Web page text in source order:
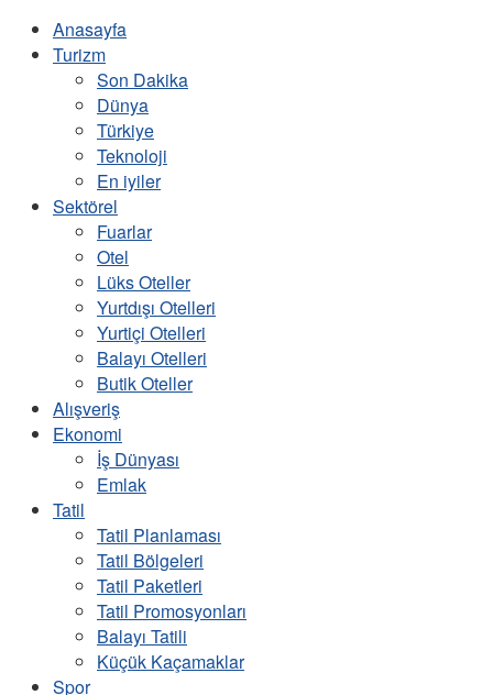
Anasayfa
Turizm
Son Dakika
Dünya
Türkiye
Teknoloji
En iyiler
Sektörel
Fuarlar
Otel
Lüks Oteller
Yurtdışı Otelleri
Yurtiçi Otelleri
Balayı Otelleri
Butik Oteller
Alışveriş
Ekonomi
İş Dünyası
Emlak
Tatil
Tatil Planlaması
Tatil Bölgeleri
Tatil Paketleri
Tatil Promosyonları
Balayı Tatili
Küçük Kaçamaklar
Spor